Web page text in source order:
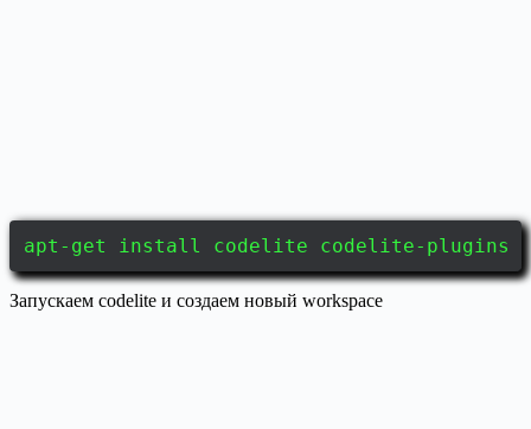
apt-get install codelite codelite-plugins
Запускаем codelite и создаем новый workspace